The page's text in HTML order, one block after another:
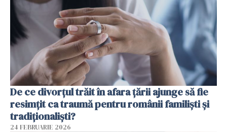
De ce divorțul trăit în afara țării ajunge să fie
resimțit ca traumă pentru românii familiști și
tradiționaliști?
24 FEBRUARIE 2026